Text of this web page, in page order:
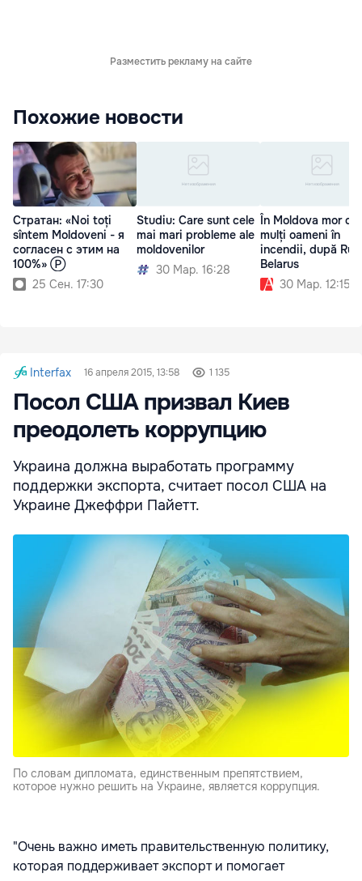
Разместить рекламу на сайте
Похожие новости
Стратан: «Noi toți
sîntem Moldoveni - я
согласен с этим на
100%» Ⓟ
25 Сен. 17:30
Studiu: Care sunt cele
mai mari probleme ale
moldovenilor
30 Мар. 16:28
În Moldova mor
mulți oameni în
incendii, după
Belarus
30 Мар. 12:15
Interfax 16 апреля 2015, 13:58 1 135
Посол США призвал Киев
преодолеть коррупцию
Украина должна выработать программу
поддержки экспорта, считает посол США на
Украине Джеффри Пайетт.
По словам дипломата, единственным препятствием,
которое нужно решить на Украине, является коррупция.
"Очень важно иметь правительственную политику,
которая поддерживает экспорт и помогает